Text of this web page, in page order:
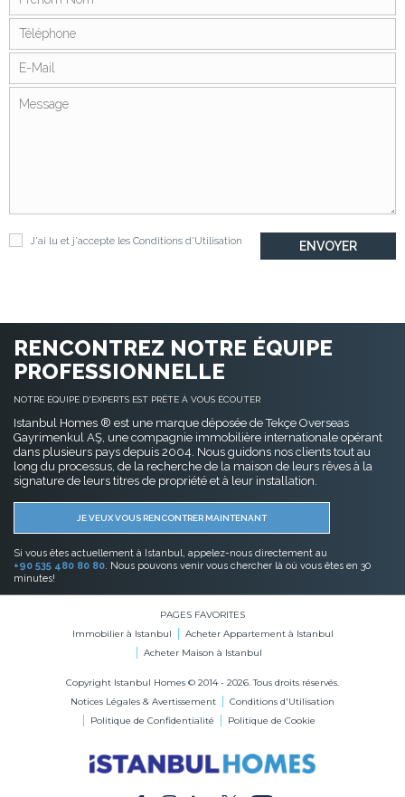
J'ai lu et j'accepte les Conditions d'Utilisation
RENCONTREZ NOTRE ÉQUIPE
PROFESSIONNELLE
NOTRE ÉQUIPE D'EXPERTS EST PRÊTE À VOUS ÉCOUTER
Istanbul Homes ® est une marque déposée de Tekçe Overseas
Gayrimenkul AŞ, une compagnie immobilière internationale opérant
dans plusieurs pays depuis 2004. Nous guidons nos clients tout au
long du processus, de la recherche de la maison de leurs rêves à la
signature de leurs titres de propriété et à leur installation.
JE VEUX VOUS RENCONTRER MAINTENANT
Si vous êtes actuellement à Istanbul, appelez-nous directement au
+90 535 480 80 80. Nous pouvons venir vous chercher là où vous êtes en 30
minutes!
PAGES FAVORITES
Immobilier à Istanbul
Acheter Appartement à Istanbul
Acheter Maison à Istanbul
Copyright Istanbul Homes © 2014 - 2026. Tous droits réservés.
Notices Légales & Avertissement
Conditions d'Utilisation
Politique de Confidentialité
Politique de Cookie